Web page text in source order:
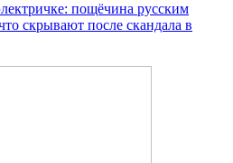
пощёчина русским
скрывают после скандала в